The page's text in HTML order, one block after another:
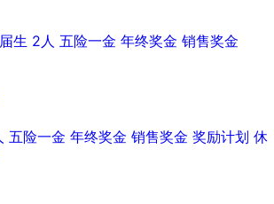
生 2人 五险一金 年终奖金 销售奖金
五险一金 年终奖金 销售奖金 奖励计划 休